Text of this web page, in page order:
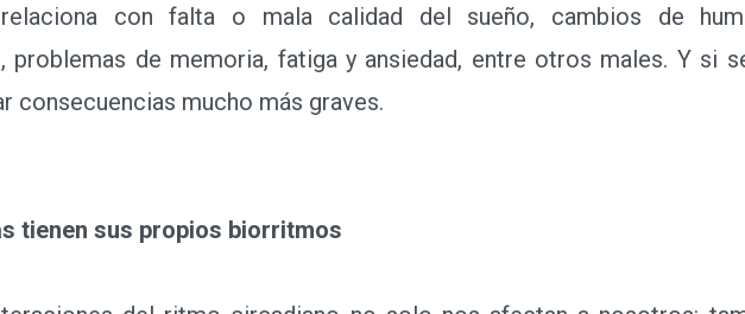
con falta o mala calidad del sueño, cambios de
problemas de memoria, fatiga y ansiedad, entre otros males. Y si
consecuencias mucho más graves.
tienen sus propios biorritmos